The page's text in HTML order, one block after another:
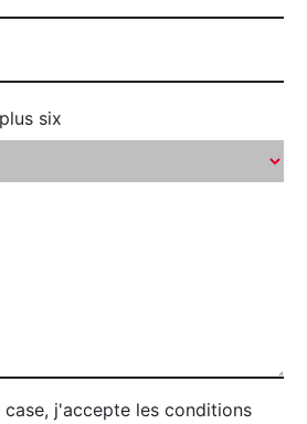
six
j'accepte les conditions